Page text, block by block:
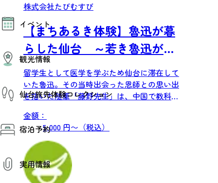
モデルコース
AIおまかせコース
オリジナルプラン
みんなの旅行記
イベント
イベント情報
その他イベント情報（音楽・展示会）
スポーツ情報
コンベンション情報
観光情報
観光スポット
温泉
季節のイベント
プロスポーツチーム・プロオーケストラ
仙台の銘品
仙台夜時間
宿泊施設
仙台観光マップ
仙台旅先体験コレクション
仙台旅先体験コレクション
体験プログラム検索（予約）
体験事業者からのお知らせ
体験トピックス
体験事業者
宿泊予約
宿泊予約
実用情報
株式会社たびむすび
【まちあるき体験】魯迅が暮
らした仙台 ～若き魯迅が文
学を志すまでの軌跡にふれる
留学生として医学を学ぶため仙台に滞在して
いた魯迅。その当時出会った恩師との思い出
を描いた随筆「藤野先生」は、中国で教科書
金額：
5,000 円〜（税込）